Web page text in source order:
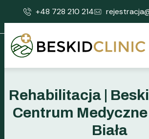
+48 728 210 214
Rehabilitacja |
Centrum
Biała